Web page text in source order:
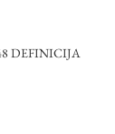
DEFINICIJA